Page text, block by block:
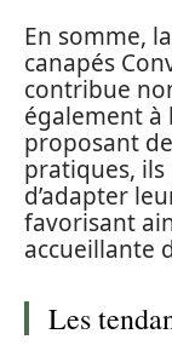
En somme,
canapés
contribue
également à
proposant
pratiques,
d’adapter
favorisant
accueillante
Les